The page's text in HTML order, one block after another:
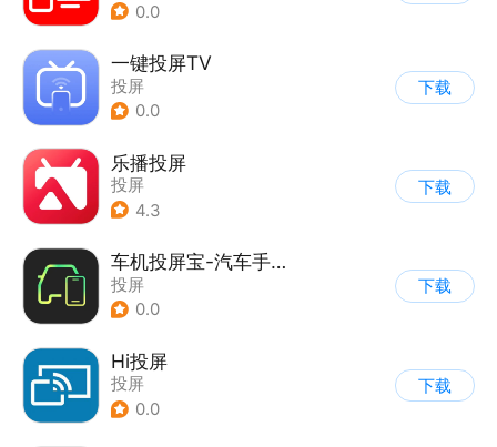
0.0
一键投屏TV
投屏
0.0
下载
乐播投屏
投屏
4.3
下载
车机投屏宝-汽车手机投屏
投屏
0.0
下载
Hi投屏
投屏
0.0
下载